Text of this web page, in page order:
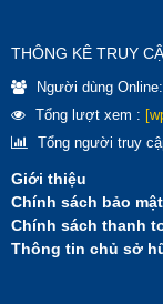
THÔNG KÊ TRUY
Người dùng Online:
Tổng lượt xem :
Tổng người truy
Giới thiệu
Chính sách bảo mật
Chính sách thanh
Thông tin chủ sở